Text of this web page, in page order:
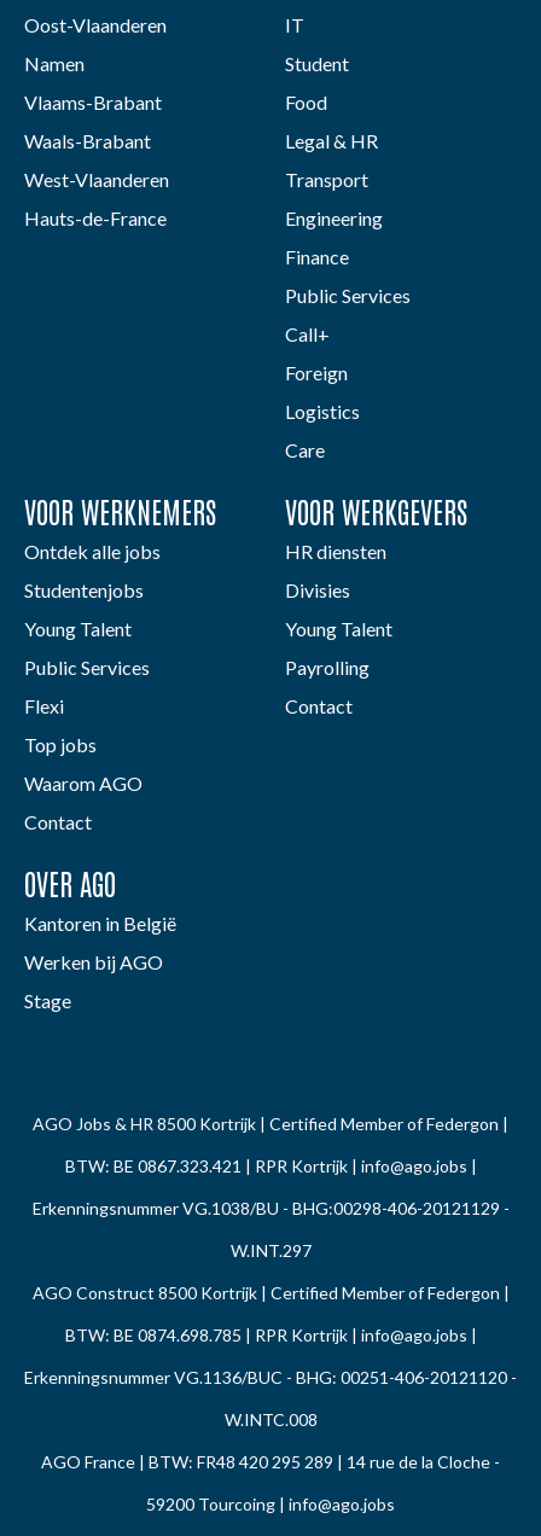
Oost-Vlaanderen
Namen
Vlaams-Brabant
Waals-Brabant
West-Vlaanderen
Hauts-de-France
IT
Student
Food
Legal & HR
Transport
Engineering
Finance
Public Services
Call+
Foreign
Logistics
Care
VOOR WERKNEMERS
Ontdek alle jobs
Studentenjobs
Young Talent
Public Services
Flexi
Top jobs
Waarom AGO
Contact
VOOR WERKGEVERS
HR diensten
Divisies
Young Talent
Payrolling
Contact
OVER AGO
Kantoren in België
Werken bij AGO
Stage
AGO Jobs & HR 8500 Kortrijk | Certified Member of Federgon |
BTW: BE 0867.323.421 | RPR Kortrijk | info@ago.jobs |
Erkenningsnummer VG.1038/BU - BHG:00298-406-20121129 -
W.INT.297
AGO Construct 8500 Kortrijk | Certified Member of Federgon |
BTW: BE 0874.698.785 | RPR Kortrijk | info@ago.jobs |
Erkenningsnummer VG.1136/BUC - BHG: 00251-406-20121120 -
W.INTC.008
AGO France | BTW: FR48 420 295 289 | 14 rue de la Cloche -
59200 Tourcoing | info@ago.jobs